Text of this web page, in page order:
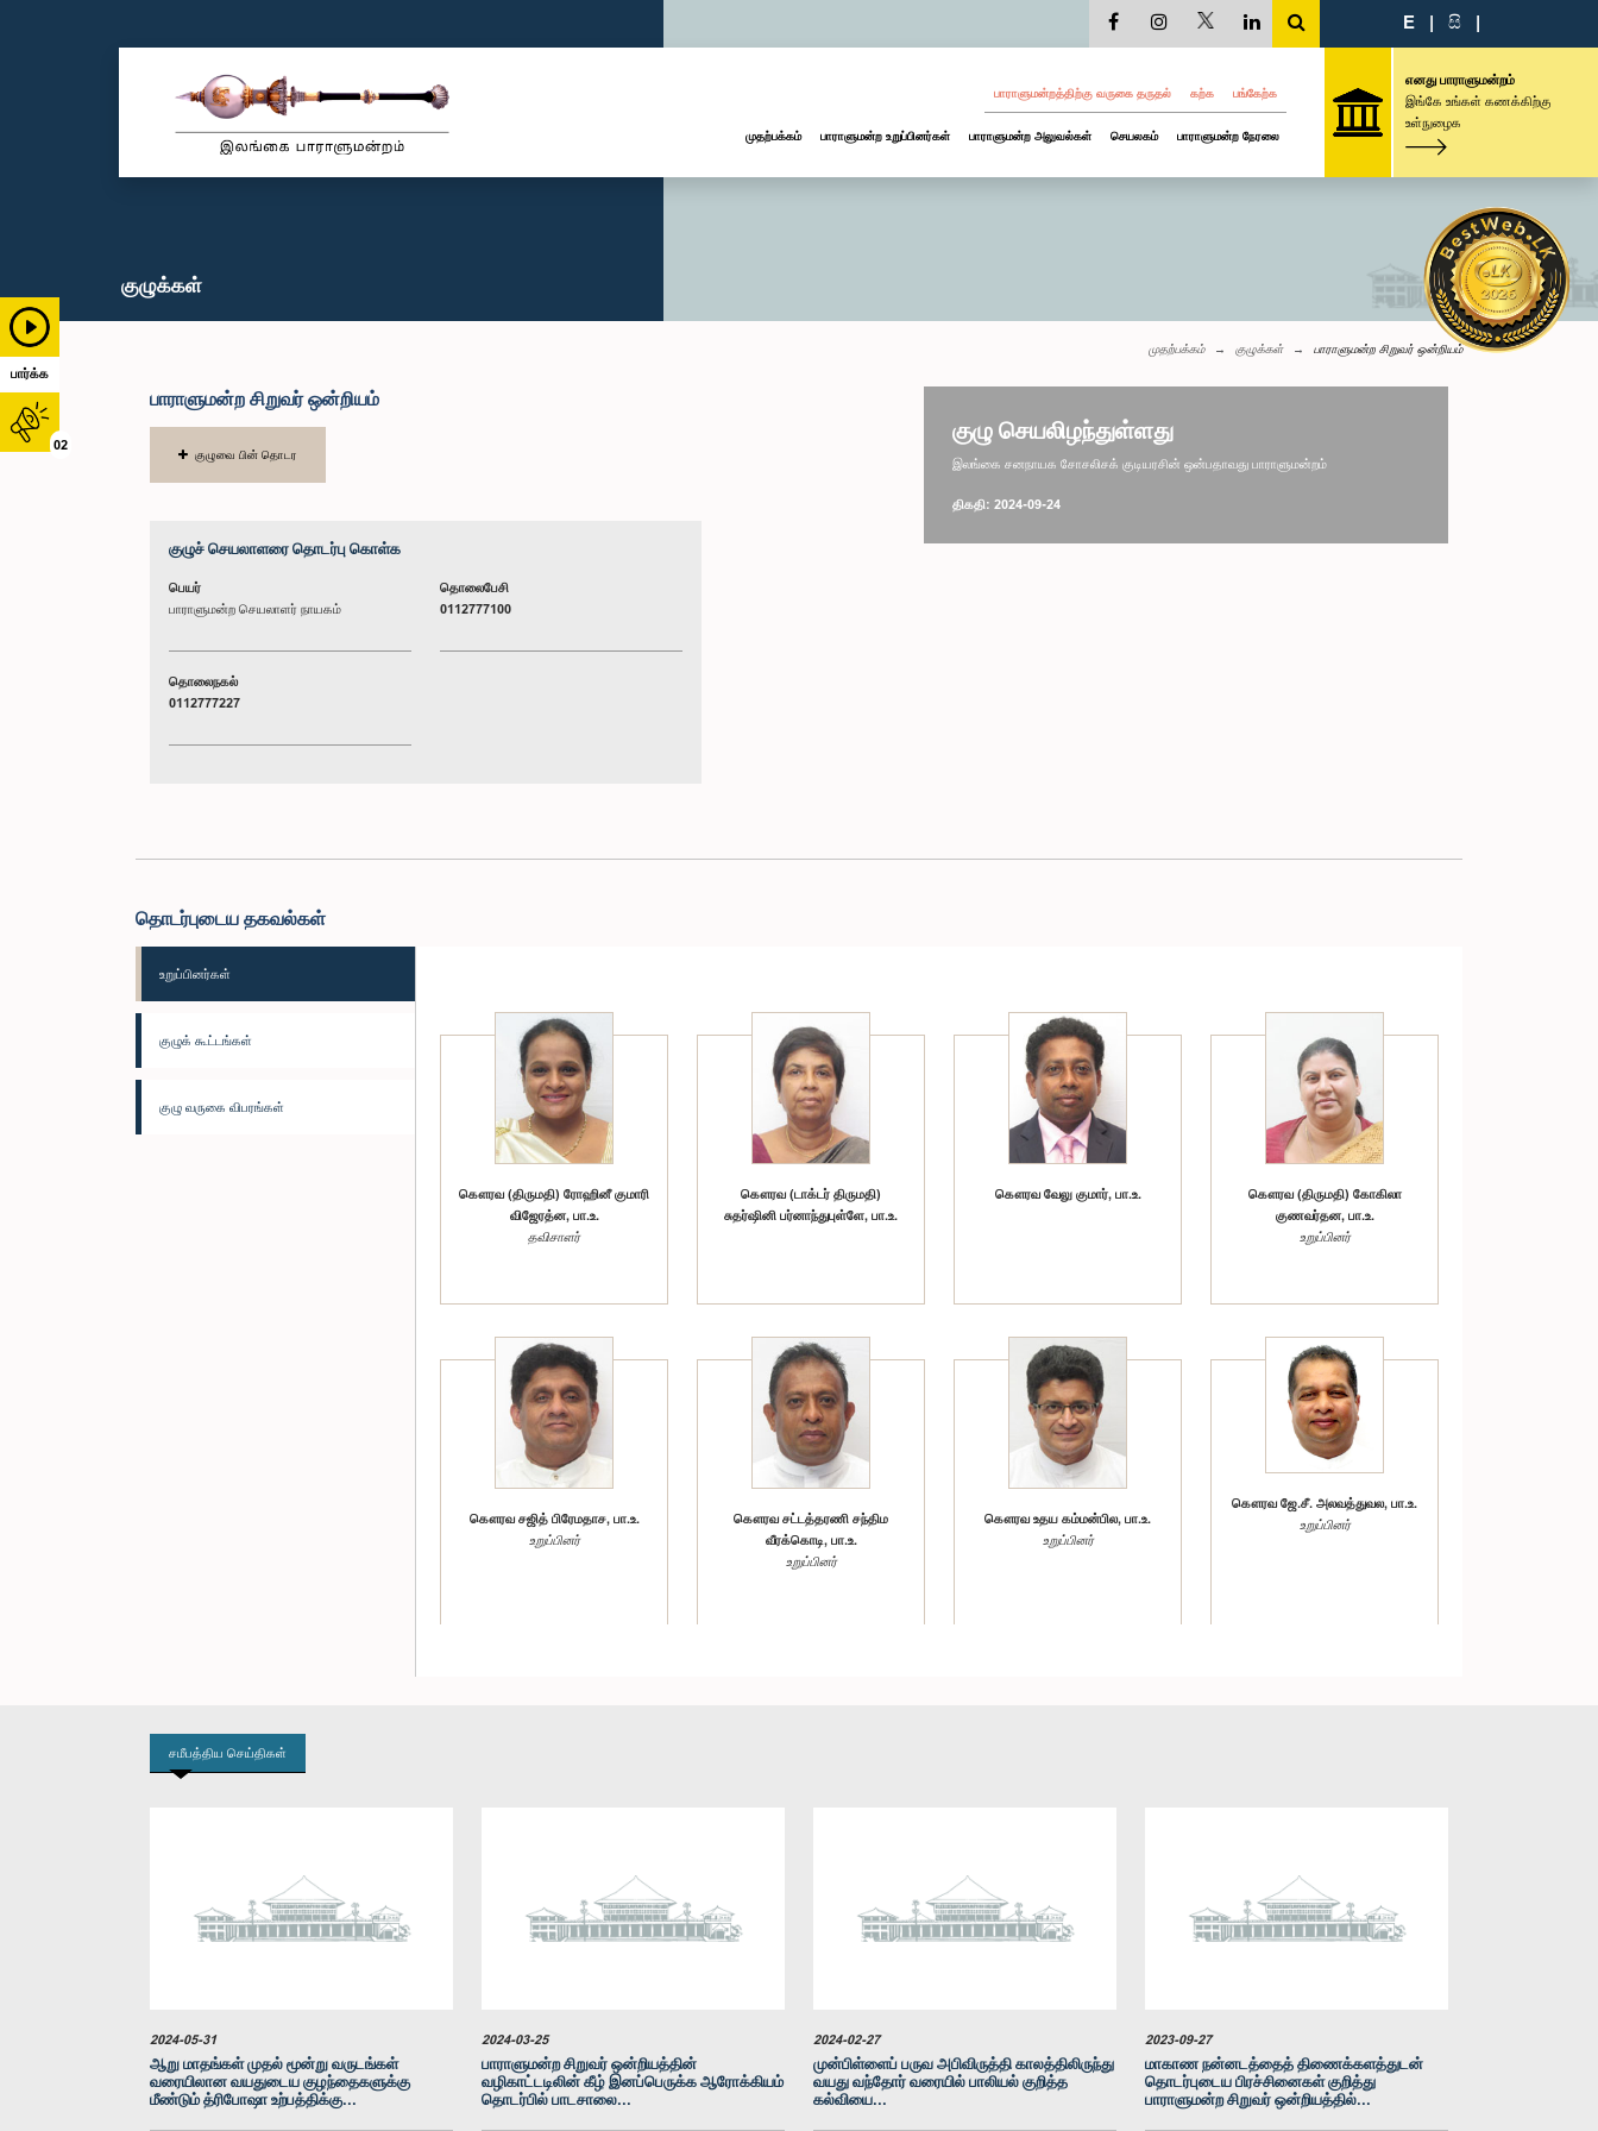
பார்க்க
02
E | සි |
பாராளுமன்றத்திற்கு வருகை தருதல் கற்க பங்கேற்க
முதற்பக்கம் பாராளுமன்ற உறுப்பினர்கள் பாராளுமன்ற அலுவல்கள் செயலகம் பாராளுமன்ற நேரலை
எனது பாராளுமன்றம்
இங்கே உங்கள் கணக்கிற்கு
உள்நுழைக
குழுக்கள்
முதற்பக்கம் குழுக்கள் பாராளுமன்ற சிறுவர் ஒன்றியம்
பாராளுமன்ற சிறுவர் ஒன்றியம்
குழுவை பின் தொடர
குழுச் செயலாளரை தொடர்பு கொள்க
பெயர்
பாராளுமன்ற செயலாளர் நாயகம்
தொலைபேசி
0112777100
தொலைநகல்
0112777227
குழு செயலிழந்துள்ளது
இலங்கை சனநாயக சோசலிசக் குடியரசின் ஒன்பதாவது பாராளுமன்றம்
திகதி: 2024-09-24
தொடர்புடைய தகவல்கள்
உறுப்பினர்கள்
குழுக் கூட்டங்கள்
குழு வருகை விபரங்கள்
கௌரவ (திருமதி) ரோஹினீ குமாரி
விஜேரத்ன, பா.உ.
தவிசாளர்
கௌரவ (டாக்டர் திருமதி)
சுதர்ஷினி பர்னாந்துபுள்ளே, பா.உ.
கௌரவ வேலு குமார், பா.உ.
கௌரவ (திருமதி) கோகிலா
குணவர்தன, பா.உ.
உறுப்பினர்
கௌரவ சஜித் பிரேமதாச, பா.உ.
உறுப்பினர்
கௌரவ சட்டத்தரணி சந்திம
வீரக்கொடி, பா.உ.
உறுப்பினர்
கௌரவ உதய கம்மன்பில, பா.உ.
உறுப்பினர்
கௌரவ ஜே.சீ. அலவத்துவல, பா.உ.
உறுப்பினர்
உறுப்பினர்
சமீபத்திய செய்திகள்
2024-05-31
ஆறு மாதங்கள் முதல் மூன்று வருடங்கள்
வரையிலான வயதுடைய குழந்தைகளுக்கு
மீண்டும் த்ரிபோஷா உற்பத்திக்கு...
2024-03-25
பாராளுமன்ற சிறுவர் ஒன்றியத்தின்
வழிகாட்டடிலின் கீழ் இனப்பெருக்க ஆரோக்கியம்
தொடர்பில் பாடசாலை...
2024-02-27
முன்பிள்ளைப் பருவ அபிவிருத்தி காலத்திலிருந்து
வயது வந்தோர் வரையில் பாலியல் குறித்த
கல்வியை...
2023-09-27
மாகாண நன்னடத்தைத் திணைக்களத்துடன்
தொடர்புடைய பிரச்சினைகள் குறித்து
பாராளுமன்ற சிறுவர் ஒன்றியத்தில்...